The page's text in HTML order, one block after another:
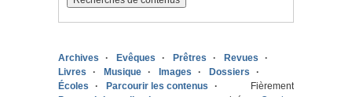
Archives Evêques Prêtres
Revues
Livres
Musique Images
Dossiers
Écoles
Parcourir les contenus
Fièrement